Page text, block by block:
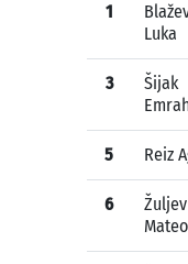
1
Luka
3
Šijak
5 Reiz
6
Mateo